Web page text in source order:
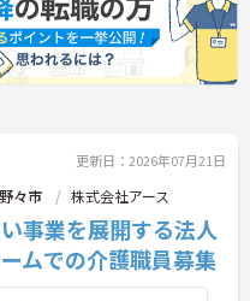
更新日：2026年07月21日
々市 株式会社アース
事業を展開する法人
ムでの介護職員募集